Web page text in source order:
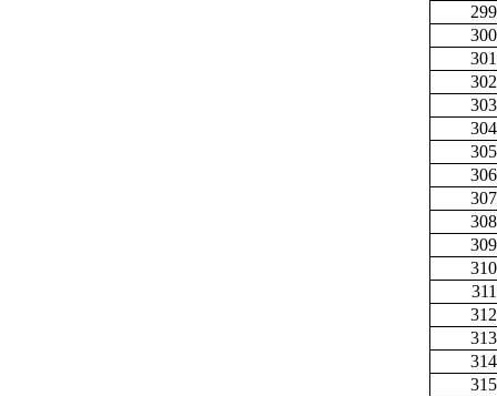
299
300
301
302
303
304
305
306
307
308
309
310
311
312
313
314
315